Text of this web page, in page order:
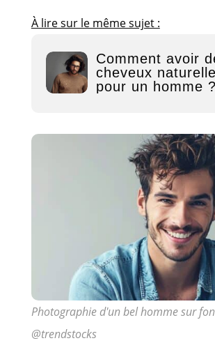
À lire sur le même sujet :
Comment avoir
cheveux
pour un homme ?
Photographie d'un bel homme sur
@trendstocks